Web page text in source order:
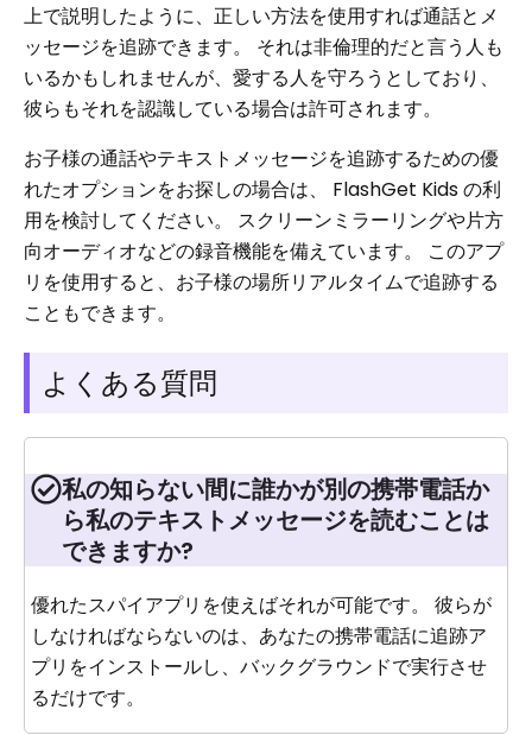
上で説明したように、正しい方法を使用すれば通話とメ
ッセージを追跡できます。 それは非倫理的だと言う人も
いるかもしれませんが、愛する人を守ろうとしており、
彼らもそれを認識している場合は許可されます。
お子様の通話やテキストメッセージを追跡するための優
れたオプションをお探しの場合は、 FlashGet Kids の利
用を検討してください。 スクリーンミラーリングや片方
向オーディオなどの録音機能を備えています。 このアプ
リを使用すると、お子様の場所リアルタイムで追跡する
こともできます。
よくある質問
私の知らない間に誰かが別の携帯電話か
ら私のテキストメッセージを読むことは
できますか?
優れたスパイアプリを使えばそれが可能です。 彼らが
しなければならないのは、あなたの携帯電話に追跡ア
プリをインストールし、バックグラウンドで実行させ
るだけです。